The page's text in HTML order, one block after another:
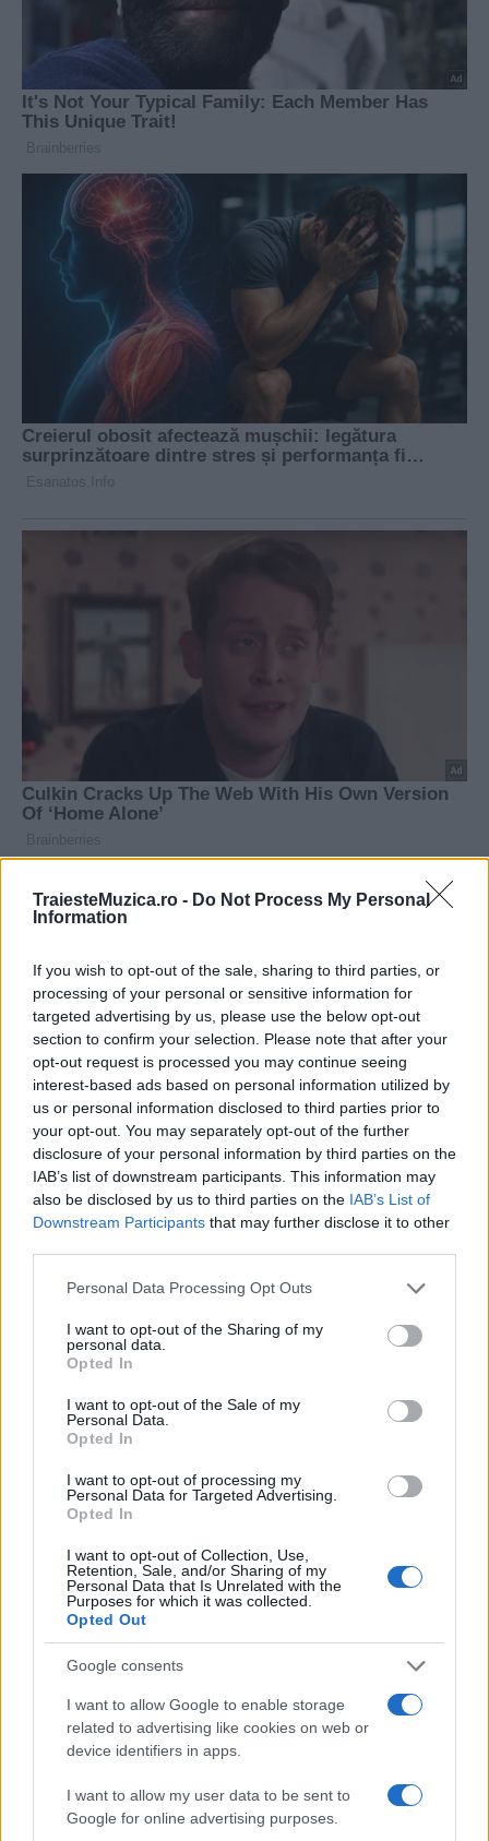
TraiesteMuzica.ro - Do Not Process My Personal
Information
If you wish to opt-out of the sale, sharing to third parties, or
processing of your personal or sensitive information for
targeted advertising by us, please use the below opt-out
section to confirm your selection. Please note that after your
opt-out request is processed you may continue seeing
interest-based ads based on personal information utilized by
us or personal information disclosed to third parties prior to
your opt-out. You may separately opt-out of the further
disclosure of your personal information by third parties on the
IAB’s list of downstream participants. This information may
also be disclosed by us to third parties on the IAB’s List of
Downstream Participants that may further disclose it to other
Please note that this website/app uses one or more Google
not limited to your visit or usage behaviour. You may click to
grant or deny consent to Google and its third-party tags to
use your data for below specified purposes in below Google
consent section.
Personal Data Processing Opt Outs
I want to opt-out of the Sharing of my
personal data.
Opted In
I want to opt-out of the Sale of my
Personal Data.
Opted In
I want to opt-out of processing my
Personal Data for Targeted Advertising.
Opted In
I want to opt-out of Collection, Use,
Retention, Sale, and/or Sharing of my
Personal Data that Is Unrelated with the
Purposes for which it was collected.
Opted Out
Google consents
I want to allow Google to enable storage
related to advertising like cookies on web or
device identifiers in apps.
I want to allow my user data to be sent to
Google for online advertising purposes.